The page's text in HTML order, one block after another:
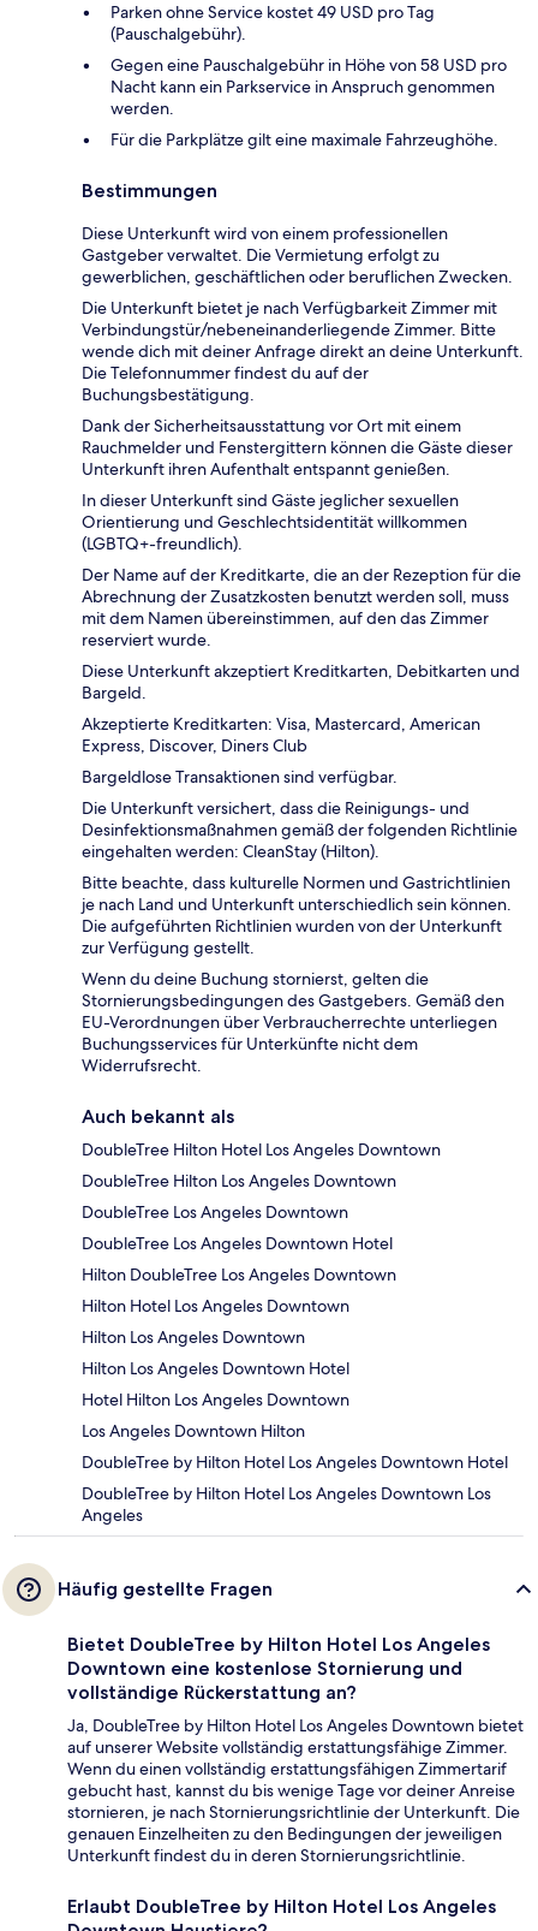
Parken ohne Service kostet 49 USD pro Tag
(Pauschalgebühr).
Gegen eine Pauschalgebühr in Höhe von 58 USD pro
Nacht kann ein Parkservice in Anspruch genommen
werden.
Für die Parkplätze gilt eine maximale Fahrzeughöhe.
Bestimmungen
Diese Unterkunft wird von einem professionellen
Gastgeber verwaltet. Die Vermietung erfolgt zu
gewerblichen, geschäftlichen oder beruflichen Zwecken.
Die Unterkunft bietet je nach Verfügbarkeit Zimmer mit
Verbindungstür/nebeneinanderliegende Zimmer. Bitte
wende dich mit deiner Anfrage direkt an deine Unterkunft.
Die Telefonnummer findest du auf der
Buchungsbestätigung.
Dank der Sicherheitsausstattung vor Ort mit einem
Rauchmelder und Fenstergittern können die Gäste dieser
Unterkunft ihren Aufenthalt entspannt genießen.
In dieser Unterkunft sind Gäste jeglicher sexuellen
Orientierung und Geschlechtsidentität willkommen
(LGBTQ+-freundlich).
Der Name auf der Kreditkarte, die an der Rezeption für die
Abrechnung der Zusatzkosten benutzt werden soll, muss
mit dem Namen übereinstimmen, auf den das Zimmer
reserviert wurde.
Diese Unterkunft akzeptiert Kreditkarten, Debitkarten und
Bargeld.
Akzeptierte Kreditkarten: Visa, Mastercard, American
Express, Discover, Diners Club
Bargeldlose Transaktionen sind verfügbar.
Die Unterkunft versichert, dass die Reinigungs- und
Desinfektionsmaßnahmen gemäß der folgenden Richtlinie
eingehalten werden: CleanStay (Hilton).
Bitte beachte, dass kulturelle Normen und Gastrichtlinien
je nach Land und Unterkunft unterschiedlich sein können.
Die aufgeführten Richtlinien wurden von der Unterkunft
zur Verfügung gestellt.
Wenn du deine Buchung stornierst, gelten die
Stornierungsbedingungen des Gastgebers. Gemäß den
EU-Verordnungen über Verbraucherrechte unterliegen
Buchungsservices für Unterkünfte nicht dem
Widerrufsrecht.
Auch bekannt als
DoubleTree Hilton Hotel Los Angeles Downtown
DoubleTree Hilton Los Angeles Downtown
DoubleTree Los Angeles Downtown
DoubleTree Los Angeles Downtown Hotel
Hilton DoubleTree Los Angeles Downtown
Hilton Hotel Los Angeles Downtown
Hilton Los Angeles Downtown
Hilton Los Angeles Downtown Hotel
Hotel Hilton Los Angeles Downtown
Los Angeles Downtown Hilton
DoubleTree by Hilton Hotel Los Angeles Downtown Hotel
DoubleTree by Hilton Hotel Los Angeles Downtown Los
Angeles
Häufig gestellte Fragen
Bietet DoubleTree by Hilton Hotel Los Angeles
Downtown eine kostenlose Stornierung und
vollständige Rückerstattung an?
Ja, DoubleTree by Hilton Hotel Los Angeles Downtown bietet
auf unserer Website vollständig erstattungsfähige Zimmer.
Wenn du einen vollständig erstattungsfähigen Zimmertarif
gebucht hast, kannst du bis wenige Tage vor deiner Anreise
stornieren, je nach Stornierungsrichtlinie der Unterkunft. Die
genauen Einzelheiten zu den Bedingungen der jeweiligen
Unterkunft findest du in deren Stornierungsrichtlinie.
Erlaubt DoubleTree by Hilton Hotel Los Angeles